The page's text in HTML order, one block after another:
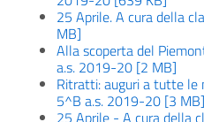
25 Aprile. A cura della
MB]
Alla scoperta del
a.s. 2019-20 [2 MB]
Ritratti: auguri a tutte le
5^B a.s. 2019-20 [3 MB]
25 Aprile - A cura della